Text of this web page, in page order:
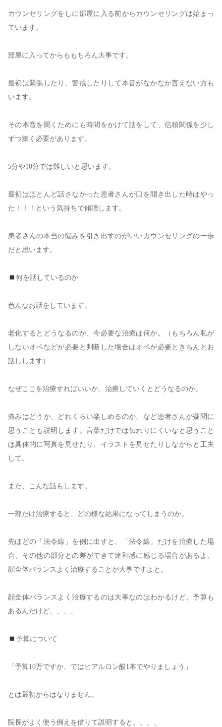
カウンセリングをしに部屋に入る前からカウンセリングは始まっ
ています。
部屋に入ってからももちろん大事です。
最初は緊張したり、警戒したりして本音がなかなか言えない方も
います。
その本音を聞くためにも時間をかけて話をして、信頼関係を少し
ずつ築く必要があります。
5分や10分では難しいと思います。
最初はほとんど話さなかった患者さんが口を開き出した時はやっ
た！！！という気持ちで傾聴します。
患者さんの本当の悩みを引き出すのがいいカウンセリングの一歩
だと思います。
何を話しているのか
色んなお話をしています。
老化するとどうなるのか、今必要な治療は何か。（もちろん私が
しないオペなどが必要と判断した場合はオペが必要ときちんとお
話しします）
なぜここを治療すればいいか、治療していくとどうなるのか。
痛みはどうか、どれくらい楽しめるのか、など患者さんが疑問に
思うことも説明します。言葉だけでは伝わりにくいなと思うこと
は具体的に写真を見せたり、イラストを見せたりしながらと工夫
して。
また、こんな話もします。
一部だけ治療すると、どの様な結果になってしまうのか。
先ほどの「法令線」を例に出すと、「法令線」だけを治療した場
合、その他の部分との差ができて違和感に感じる場合があるよ、
顔全体バランスよく治療することが大事ですよと。
顔全体バランスよく治療するのは大事なのはわかるけど、予算も
あるんだけど、、、、
予算について
「予算10万ですか、ではヒアルロン酸1本でやりましょう」
とは最初からはなりません。
院長がよく使う例えを借りて説明すると、、、、